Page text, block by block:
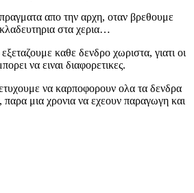
απο την αρχη, οταν βρεθουμε
στα χερια…
καθε δενδρο χωριστα, γιατι οι
να ειναι διαφορετικες.
να καρποφορουν ολα τα δενδρα
παρα μια χρονια να εχεουν παραγωγη και